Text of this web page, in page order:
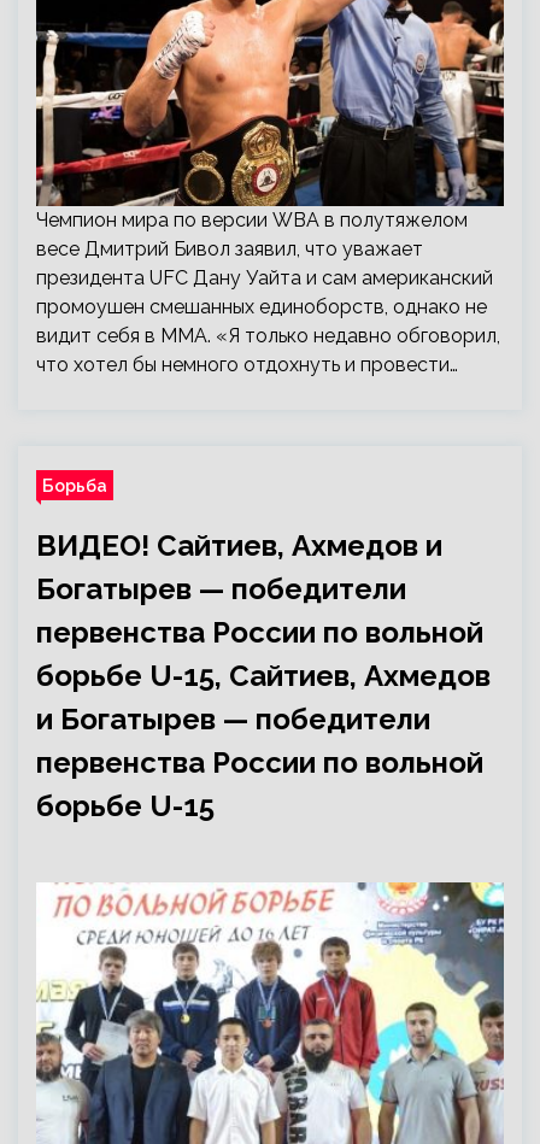
Чемпион мира по версии WBA в полутяжелом
весе Дмитрий Бивол заявил, что уважает
президента UFC Дану Уайта и сам американский
промоушен смешанных единоборств, однако не
видит себя в ММА. «Я только недавно обговорил,
что хотел бы немного отдохнуть и провести…
Борьба
ВИДЕО! Сайтиев, Ахмедов и
Богатырев — победители
первенства России по вольной
борьбе U-15, Сайтиев, Ахмедов
и Богатырев — победители
первенства России по вольной
борьбе U-15